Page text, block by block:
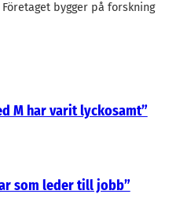
M har varit lyckosamt”
som leder till jobb”
Företaget bygger på forskning